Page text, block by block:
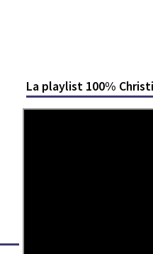
La playlist 100%